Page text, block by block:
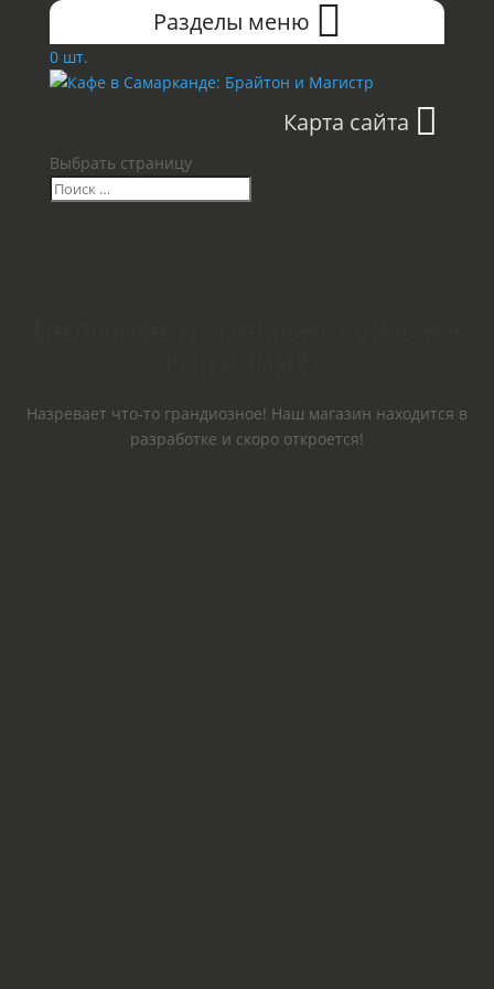
Разделы меню
0 шт.
Карта сайта
Выбрать страницу
Назревает что-то грандиозное! Наш магазин находится в
разработке и скоро откроется!